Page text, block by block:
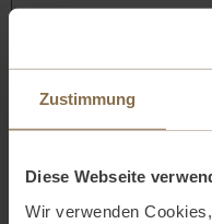
Zustimmung
Diese Webseite
Wir verwenden
Rund ums
119,00 EUR
Auf Warteliste